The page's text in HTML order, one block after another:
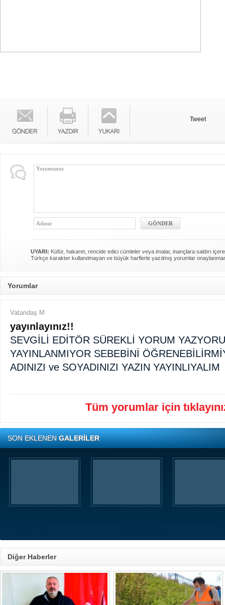
Tweet
UYARI: Küfür, hakaret, rencide edici cümleler veya imalar, inançlara saldırı
Türkçe karakter kullanılmayan ve büyük harflerle yazılmış yorumlar
Yorumlar
Vatandaş M
yayınlayınız!!
SEVGİLİ EDİTÖR SÜREKLİ YORUM
YAYINLANMIYOR SEBEBİNİ
ADINIZI ve SOYADINIZI YAZIN YAYINLIYALIM
Tüm yorumlar için
SON EKLENENGALERİLER
Diğer Haberler